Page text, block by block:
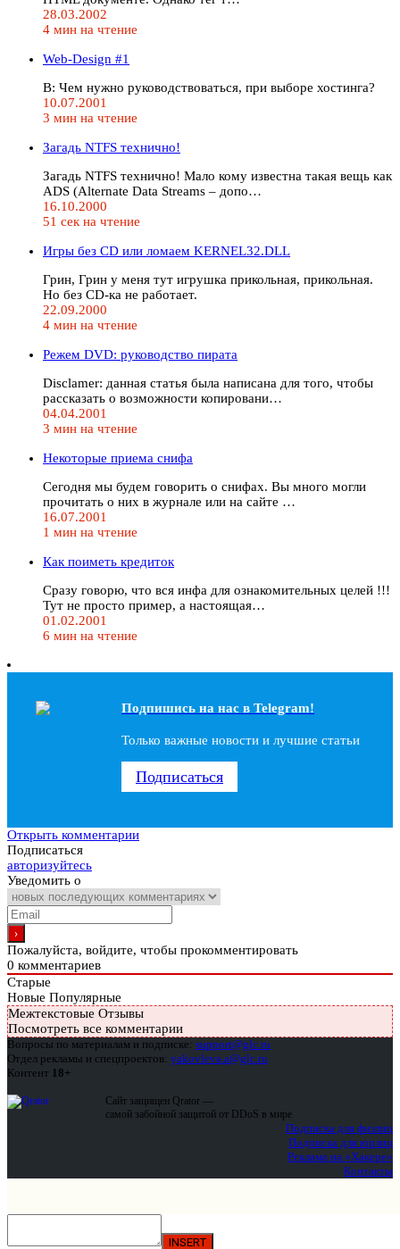
28.03.2002
4 мин на чтение
Web-Design #1
В: Чем нужно руководствоваться, при выборе хостинга?
10.07.2001
3 мин на чтение
Загадь NTFS технично!
Загадь NTFS технично! Мало кому известна такая вещь как
ADS (Alternate Data Streams – допо…
16.10.2000
51 сек на чтение
Игры без CD или ломаем KERNEL32.DLL
Грин, Грин у меня тут игрушка прикольная, прикольная.
Но без CD-ка не работает.
22.09.2000
4 мин на чтение
Режем DVD: руководство пирата
Disclamer: данная статья была написана для того, чтобы
рассказать о возможности копировани…
04.04.2001
3 мин на чтение
Некоторые приема снифа
Сегодня мы будем говорить о снифах. Вы много могли
прочитать о них в журнале или на сайте …
16.07.2001
1 мин на чтение
Как поиметь кредиток
Сразу говорю, что вся инфа для ознакомительных целей !!!
Тут не просто пример, а настоящая…
01.02.2001
6 мин на чтение
Подпишись на наc в Telegram!
Только важные новости и лучшие статьи
Подписаться
Открыть комментарии
Подписаться
авторизуйтесь
Уведомить о
Пожалуйста, войдите, чтобы прокомментировать
0 комментариев
Старые
Новые Популярные
Межтекстовые Отзывы
Посмотреть все комментарии
Вопросы по материалам и подписке: support@glc.ru
Отдел рекламы и спецпроектов: yakovleva.a@glc.ru
Контент 18+
Сайт защищен Qrator —
самой забойной защитой от DDoS в мире
Подписка для физлиц
Подписка для юрлиц
Реклама на «Хакере»
Контакты
INSERT